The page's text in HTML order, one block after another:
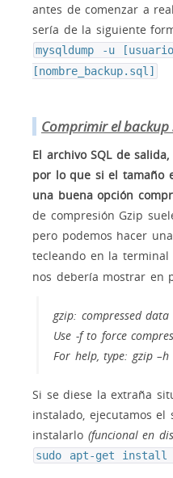
antes de comenzar a
sería de la siguiente
mysqldump -u
[nombre_backup.sql]
Comprimir el backup
El archivo SQL de
por lo que si el tamaño
una buena opción
de compresión Gzip
pero podemos hacer
tecleando en la terminal
nos debería mostrar en
gzip: compressed
Use -f to force
For help, type: gzip –h
Si se diese la extraña
instalado, ejecutamos el
instalarlo (funcional en
sudo apt-get install